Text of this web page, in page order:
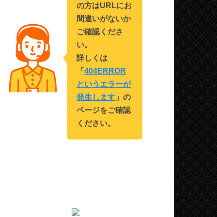
の方はURLにお
間違いがないか
ご確認くださ
い。
詳しくは
「 404ERROR
というエラーが
発生します 」の
ページをご確認
ください。